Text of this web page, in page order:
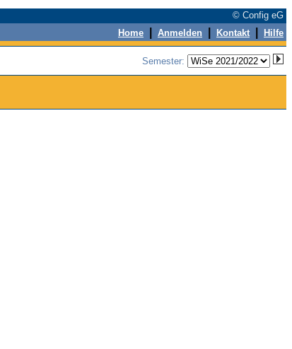
© Config eG
Home Anmelden Kontakt Hilfe
Semester: